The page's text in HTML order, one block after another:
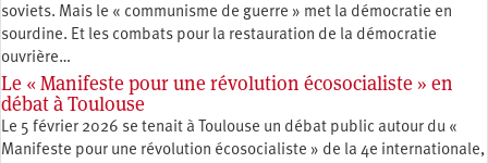
soviets. Mais le « communisme de guerre » met la démocratie en
sourdine. Et les combats pour la restauration de la démocratie
ouvrière…
Le « Manifeste pour une révolution écosocialiste » en
débat à Toulouse
Le 5 février 2026 se tenait à Toulouse un débat public autour du «
Manifeste pour une révolution écosocialiste » de la 4e internationale,